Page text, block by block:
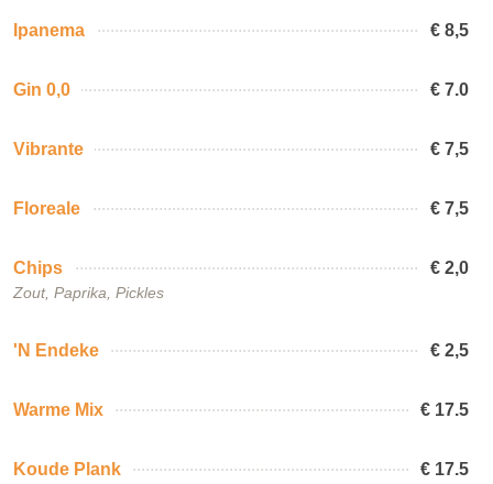
Ipanema € 8,5
Gin 0,0 € 7.0
Vibrante € 7,5
Floreale € 7,5
Chips € 2,0
Zout, Paprika, Pickles
'N Endeke € 2,5
Warme Mix € 17.5
Koude Plank € 17.5